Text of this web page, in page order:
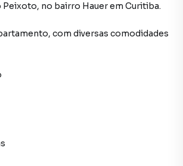
Peixoto, no bairro Hauerem Curitiba.
, com diversas comodidades